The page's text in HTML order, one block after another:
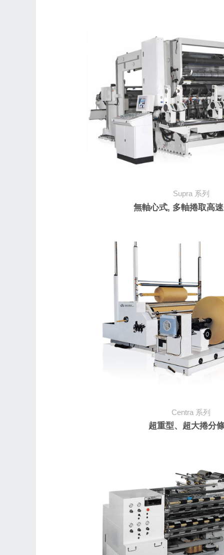
Supra 系列
無軸心式, 多軸捲取高
Centra 系列
超重型、超大捲分